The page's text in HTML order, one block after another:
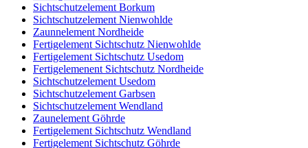
Sichtschutzelement Borkum
Sichtschutzelement Nienwohlde
Zaunnelement Nordheide
Fertigelement Sichtschutz Nienwohlde
Fertigelement Sichtschutz Usedom
Fertigelemenent Sichtschutz Nordheide
Sichtschutzelement Usedom
Sichtschutzelement Garbsen
Sichtschutzelement Wendland
Zaunelement Göhrde
Fertigelement Sichtschutz Wendland
Fertigelement Sichtschutz Göhrde